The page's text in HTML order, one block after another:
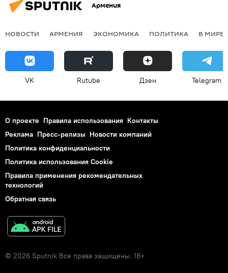
Армения
НОВОСТИ АРМЕНИЯ ЭКОНОМИКА ПОЛИТИКА В МИРЕ
VK Rutube Дзен Telegram
О проекте Правила использования Контакты
Реклама Пресс-релизы Новости компаний
Политика конфиденциальности
Политика использования Cookie
Правила применения рекомендательных
технологий
Обратная связь
© 2026 Sputnik Все права защищены. 18+